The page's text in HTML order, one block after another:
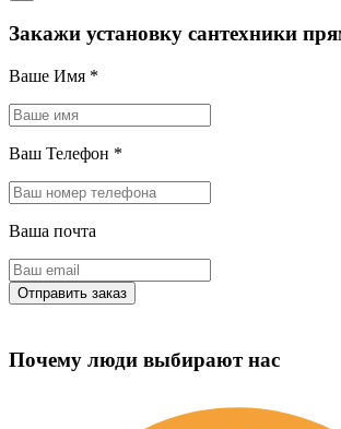
Закажи установку сантехники
Ваше Имя *
Ваш Телефон *
Ваша почта
Почему люди выбирают нас